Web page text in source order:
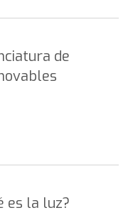
de
es la luz?